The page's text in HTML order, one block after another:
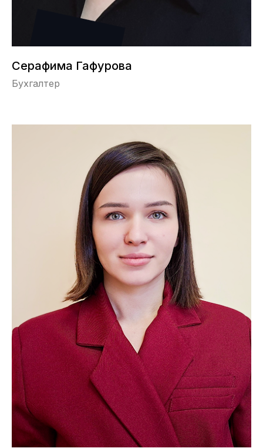
Серафима Гафурова
Бухгалтер